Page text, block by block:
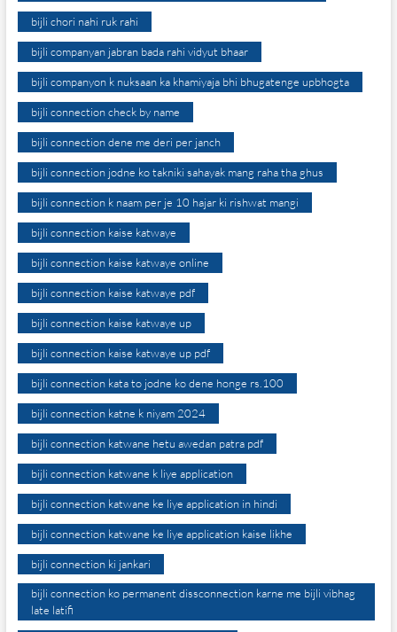
bijli chori nahi ruk rahi
bijli companyan jabran bada rahi vidyut bhaar
bijli companyon k nuksaan ka khamiyaja bhi bhugatenge upbhogta
bijli connection check by name
bijli connection dene me deri per janch
bijli connection jodne ko takniki sahayak mang raha tha ghus
bijli connection k naam per je 10 hajar ki rishwat mangi
bijli connection kaise katwaye
bijli connection kaise katwaye online
bijli connection kaise katwaye pdf
bijli connection kaise katwaye up
bijli connection kaise katwaye up pdf
bijli connection kata to jodne ko dene honge rs.100
bijli connection katne k niyam 2024
bijli connection katwane hetu awedan patra pdf
bijli connection katwane k liye application
bijli connection katwane ke liye application in hindi
bijli connection katwane ke liye application kaise likhe
bijli connection ki jankari
bijli connection ko permanent dissconnection karne me bijli vibhag
late latifi